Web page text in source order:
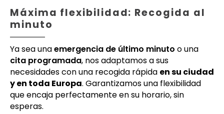
Máxima flexibilidad: Recogida al
minuto
Ya sea unaemergencia de último minuto o una
cita programada, nos adaptamos a sus
necesidades con una recogida rápida en su ciudad
y en toda Europa. Garantizamos una flexibilidad
que encaja perfectamente en su horario, sin
esperas.